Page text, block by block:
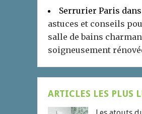
Serrurier Paris dans
astuces et conseils
salle de bains
soigneusement
ARTICLES LES PLUS